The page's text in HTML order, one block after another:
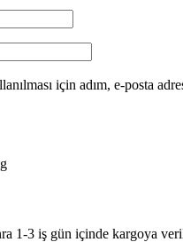
için adım, e-posta
1-3 iş gün içinde kargoya